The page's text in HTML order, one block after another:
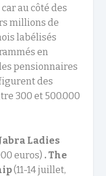
au côté des
millions de
labélisés
en
pensionnaires
des
300 et 500.000
Ladies
euros) .The
(11-14 juillet,